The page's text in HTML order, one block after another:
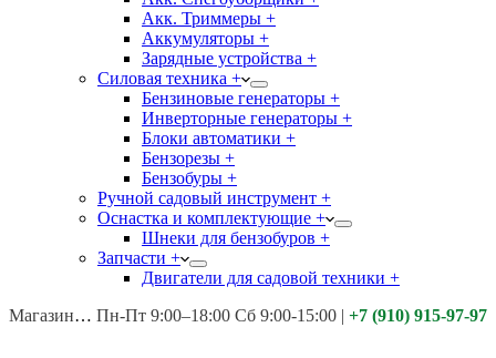
Акк. Триммеры +
Аккумуляторы +
Зарядные устройства +
Силовая техника +
Бензиновые генераторы +
Инверторные генераторы +
Блоки автоматики +
Бензорезы +
Бензобуры +
Ручной садовый инструмент +
Оснастка и комплектующие +
Шнеки для бензобуров +
Запчасти +
Двигатели для садовой техники +
Магазины: Калуга ул. Московская д.113
Пн-Пт 9:00–18:00 Сб 9:00-15:00 | +7 (910) 915-97-97